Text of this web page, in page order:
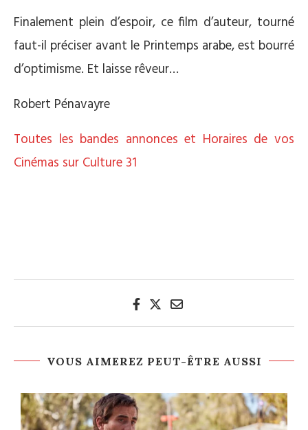
Finalement plein d’espoir, ce film d’auteur, tourné
faut-il préciser avant le Printemps arabe, est bourré
d’optimisme. Et laisse rêveur…
Robert Pénavayre
Toutes les bandes annonces et Horaires de vos
Cinémas sur Culture 31
VOUS AIMEREZ PEUT-ÊTRE AUSSI